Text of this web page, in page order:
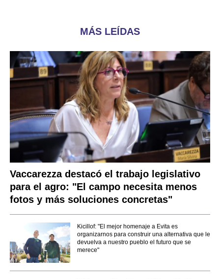
MÁS LEÍDAS
Vaccarezza destacó el trabajo legislativo
para el agro: "El campo necesita menos
fotos y más soluciones concretas"
Kicillof: "El mejor homenaje a Evita es
organizarnos para construir una alternativa que le
devuelva a nuestro pueblo el futuro que se
merece"